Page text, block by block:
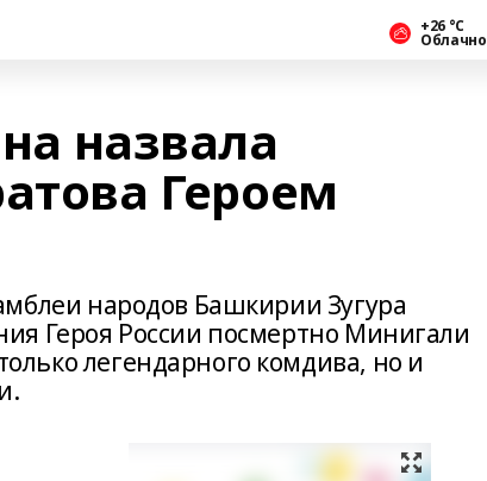
+26 °С
Облачно
назвала
Героем
народов Башкирии Зугура
Героя России посмертно Минигали
легендарного комдива, но и